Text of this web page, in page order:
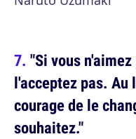
"Si vous
l'acceptez pas. Au
courage de le
souhaitez."